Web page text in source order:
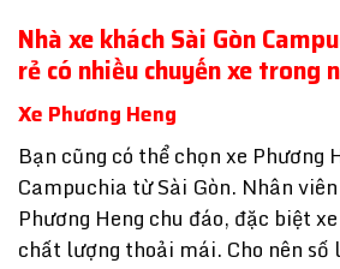
Nhà xe khách Sài Gòn
rẻ có nhiều chuyến xe trong
Xe Phương Heng
Bạn cũng có thể chọn xe Phương
Campuchia từ Sài Gòn. Nhân
Phương Heng chu đáo, đặc biệt
chất lượng thoải mái. Cho nên số